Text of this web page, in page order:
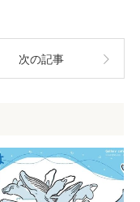
次の記事